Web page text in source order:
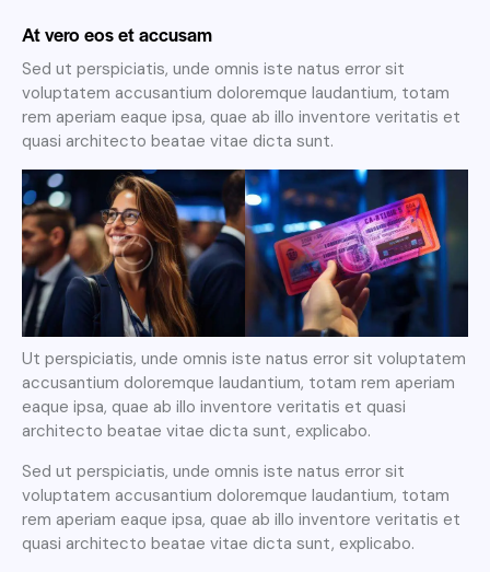
At vero eos et accusam
Sed ut perspiciatis, unde omnis iste natus error sit
voluptatem accusantium doloremque laudantium, totam
rem aperiam eaque ipsa, quae ab illo inventore veritatis et
quasi architecto beatae vitae dicta sunt.
Ut perspiciatis, unde omnis iste natus error sit voluptatem
accusantium doloremque laudantium, totam rem aperiam
eaque ipsa, quae ab illo inventore veritatis et quasi
architecto beatae vitae dicta sunt, explicabo.
Sed ut perspiciatis, unde omnis iste natus error sit
voluptatem accusantium doloremque laudantium, totam
rem aperiam eaque ipsa, quae ab illo inventore veritatis et
quasi architecto beatae vitae dicta sunt, explicabo.